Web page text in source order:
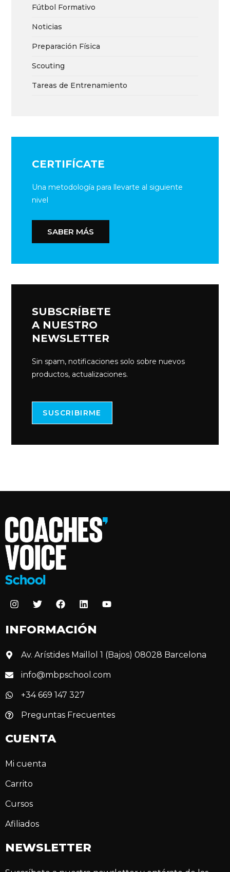
Fútbol Formativo
Noticias
Preparación Física
Scouting
Tareas de Entrenamiento
CERTIFÍCATE
Una metodología para llevarte al siguiente
nivel
SABER MÁS
SUBSCRÍBETE
A NUESTRO
NEWSLETTER
Sin spam, notificaciones solo sobre nuevos
productos, actualizaciones.
SUSCRIBIRME
INFORMACIÓN
Av. Arístides Maillol 1 (Bajos) 08028 Barcelona
info@mbpschool.com
+34 669 147 327
Preguntas Frecuentes
CUENTA
Mi cuenta
Carrito
Cursos
Afiliados
NEWSLETTER